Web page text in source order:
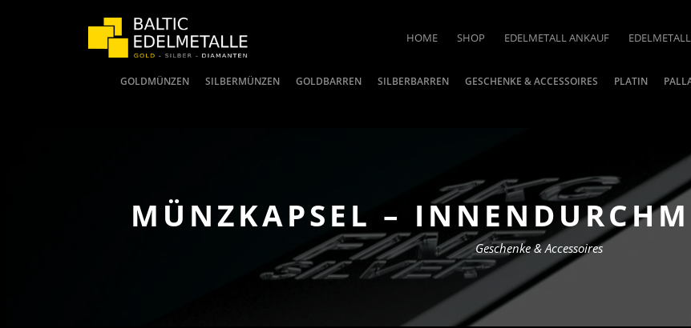
HOME SHOP EDELMETALL ANKAUF
GOLDMÜNZEN SILBERMÜNZEN GOLDBARREN SILBERBARREN GESCHENKE & ACCESSOIRES PLATIN
MÜNZKAPSEL –
Geschenke & Accessoires